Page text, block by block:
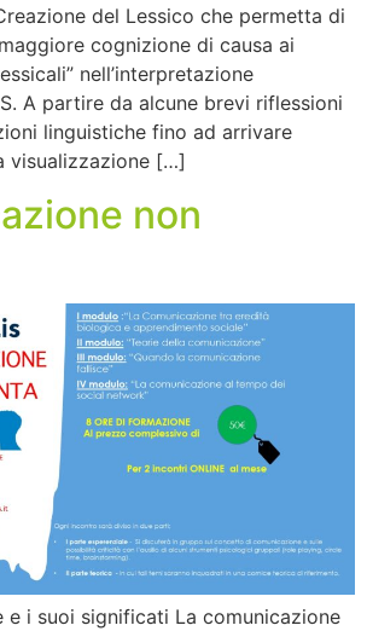
del Lessico che permetta di
cognizione di causa ai
nell’interpretazione
A partire da alcune brevi riflessioni
linguistiche fino ad arrivare
visualizzazione […]
non
e i suoi significati La comunicazione